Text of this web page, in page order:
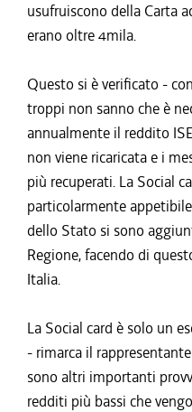
usufruiscono della Carta
erano oltre 4mila.
Questo si è verificato -
troppi non sanno che è
annualmente il reddito
non viene ricaricata e i
più recuperati. La Social
particolarmente
dello Stato si sono
Regione, facendo di
Italia.
La Social card è solo un
- rimarca il
sono altri importanti
redditi più bassi che